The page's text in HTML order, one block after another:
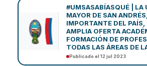
#UMSASABÍASQUÉ | LA
MAYOR DE SAN
IMPORTANTE DEL PAÍS,
AMPLIA OFERTA
FORMACIÓN DE
TODAS LAS ÁREAS DE
Publicado el 12 jul 2023